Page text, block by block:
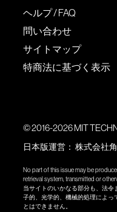
ヘルプ / FAQ
問い合わせ
サイトマップ
特商法に基づく表示
© 2016-2026 MIT
日本版運営： 株式会社
No part of this issue may be
retrieval system, transmitted or
当サイトのいかなる部分も、法
子的、光学的、機械的処理によっ
とはできません。